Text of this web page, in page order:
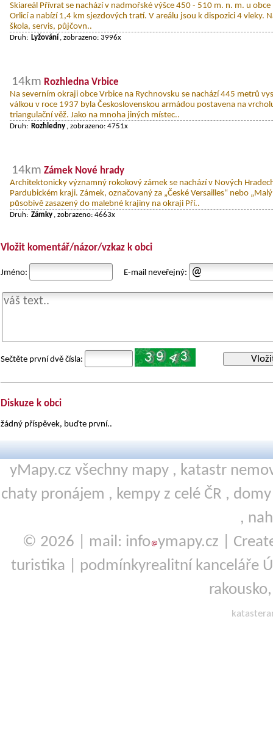
Skiareál Přívrat se nachází v nadmořské výšce 450 - 510 m. n. m. u
Orlicí a nabízí 1,4 km sjezdových tratí. V areálu jsou k dispozici 4 vleky.
škola, servis, půjčovn..
Druh: Lyžování , zobrazeno: 3996x
14km Rozhledna Vrbice
Na severním okraji obce Vrbice na Rychnovsku se nachází 445 metrů
válkou v roce 1937 byla Československou armádou postavena na
triangulační věž. Jako na mnoha jiných místec..
Druh: Rozhledny , zobrazeno: 4751x
14km Zámek Nové hrady
Architektonicky významný rokokový zámek se nachází v Nových
Pardubickém kraji. Zámek, označovaný za „České Versailles“ nebo
působivě zasazený do malebné krajiny na okraji Pří..
Druh: Zámky , zobrazeno: 4663x
Vložit komentář/názor/vzkaz k obci
Jméno: E-mail neveřejný:
Sečtěte první dvě čísla:
Diskuze k obci
žádný příspěvek, buďte první..
yMapy.cz všechny mapy , katastr
chaty pronájem , kempy z celé ČR ,
,
© 2026 | mail: info ymapy.cz |
turistika
podmínkyrealitní kanceláře
rakousko